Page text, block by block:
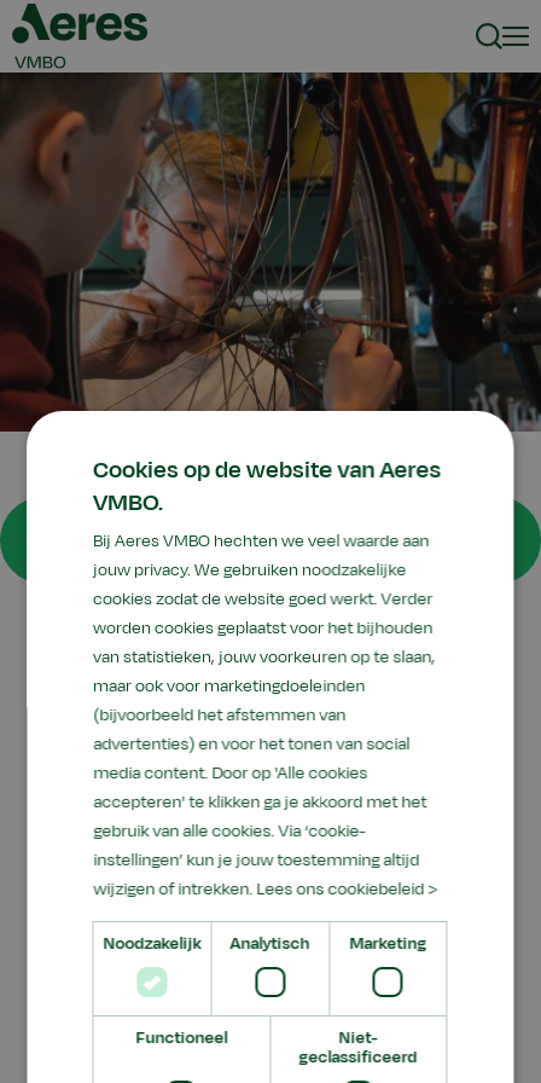
Keuzevakken
Jouw keuzepakket
De eerste twee leerjaren volg je de algemene en
praktijkgerichte vakken. Vanaf leerjaar 3 ga je
verder met het door jou gekozen profiel groen
en keuzevakken. Je kunt kiezen uit bijvoorbeeld:
Bloemwerk
Fietstechniek
Houden van dieren: Paard
Praktisch booglassen
Werken in tuin en landschap
Cookies op de website van Aeres
VMBO.
Bij Aeres VMBO hechten we veel waarde aan
jouw privacy. We gebruiken noodzakelijke
cookies zodat de website goed werkt. Verder
worden cookies geplaatst voor het bijhouden
van statistieken, jouw voorkeuren op te slaan,
maar ook voor marketingdoeleinden
(bijvoorbeeld het afstemmen van
advertenties) en voor het tonen van social
media content. Door op 'Alle cookies
accepteren' te klikken ga je akkoord met het
gebruik van alle cookies. Via ‘cookie-
instellingen’ kun je jouw toestemming altijd
wijzigen of intrekken. Lees ons cookiebeleid >
Noodzakelijk Analytisch Marketing
Functioneel
Niet-
geclassificeerd